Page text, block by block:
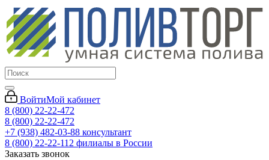
ВойтиМой кабинет
8 (800) 22-22-472
8 (800) 22-22-472
+7 (938) 482-03-88 консультант
8 (800) 22-22-112 филиалы в России
Заказать звонок